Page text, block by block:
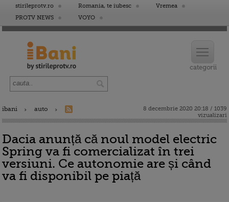
stirileprotv.ro Romania, te iubesc
Vremea
PROTV NEWS
VOYO
ibani auto
8 decembrie 2020 20:18 / 1039
vizualizari
Dacia anunță că noul model electric
Spring va fi comercializat în trei
versiuni. Ce autonomie are și când
va fi disponibil pe piață